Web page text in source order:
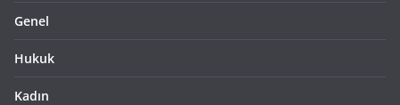
Genel
Hukuk
Kadın